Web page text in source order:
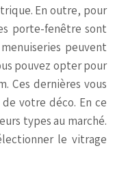
En outre, pour
porte-fenêtre sont
peuvent
pouvez opter pour
Ces dernières vous
votre déco. En ce
types au marché.
le vitrage